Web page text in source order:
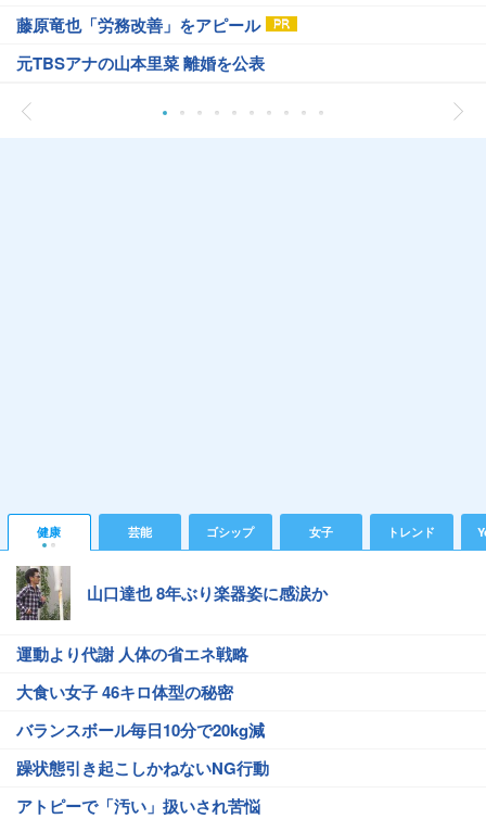
藤原竜也「労務改善」をアピール
元TBSアナの山本里菜 離婚を公表
健康 芸能 ゴシップ 女子 トレンド
山口達也 8年ぶり楽器姿に感涙か
運動より代謝 人体の省エネ戦略
大食い女子 46キロ体型の秘密
バランスボール毎日10分で20kg減
躁状態引き起こしかねないNG行動
アトピーで「汚い」扱いされ苦悩